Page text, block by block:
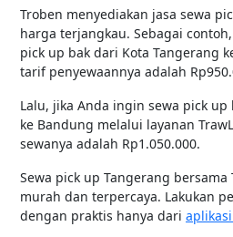
Troben menyediakan jasa sewa
harga terjangkau. Sebagai
pick up bak dari Kota Tangerang
tarif penyewaannya adalah
Lalu, jika Anda ingin sewa pick
ke Bandung melalui layanan
sewanya adalah Rp1.050.000.
Sewa pick up Tangerang
murah dan terpercaya. Lakukan
dengan praktis hanya dari